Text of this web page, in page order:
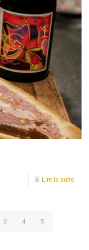
Lire la suite
3 4 5